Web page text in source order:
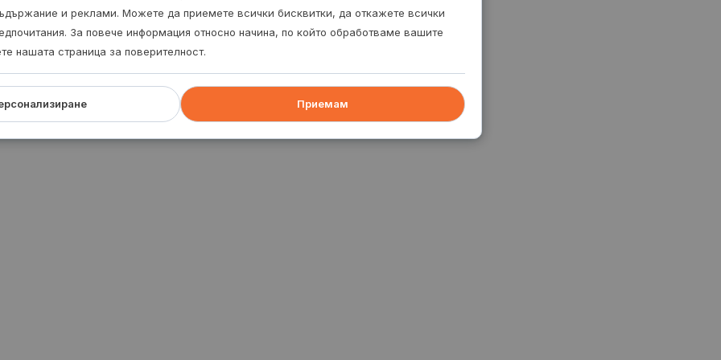
и реклами. Можете да приемете всички бисквитки, да откажете всички
За повече информация относно начина, по който обработваме вашите
нашата страница за поверителност.
Приемам